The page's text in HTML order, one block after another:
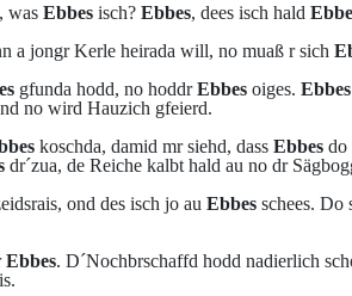
was Ebbes isch? Ebbes, dees isch hald
a jongr Kerle heirada will, no muaß r sich
gfunda hodd, no hoddrEbbes oiges. Ebbes
no wird Hauzich gfeierd.
koschda, damid mr siehd, dass Ebbes do
dr´zua, de Reiche kalbt hald au no dr
ond des isch jo au Ebbes schees. Do
Ebbes. D´Nochbrschaffd hodd nadierlich